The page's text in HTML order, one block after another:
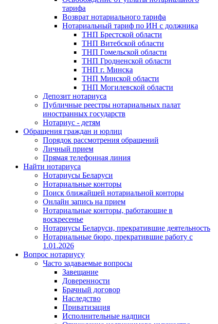
тарифа
Возврат нотариального тарифа
Нотариальный тариф по ИН с должника
ТНП Брестской области
ТНП Витебской области
ТНП Гомельской области
ТНП Гродненской области
ТНП г. Минска
ТНП Минской области
ТНП Могилевской области
Депозит нотариуса
Публичные реестры нотариальных палат
иностранных государств
Нотариус - детям
Обращения граждан и юрлиц
Порядок рассмотрения обращений
Личный прием
Прямая телефонная линия
Найти нотариуса
Нотариусы Беларуси
Нотариальные конторы
Поиск ближайшей нотариальной конторы
Онлайн запись на прием
Нотариальные конторы, работающие в
воскресенье
Нотариусы Беларуси, прекратившие деятельность
Нотариальные бюро, прекратившие работу с
1.01.2026
Вопрос нотариусу
Часто задаваемые вопросы
Завещание
Доверенности
Брачный договор
Наследство
Приватизация
Исполнительные надписи